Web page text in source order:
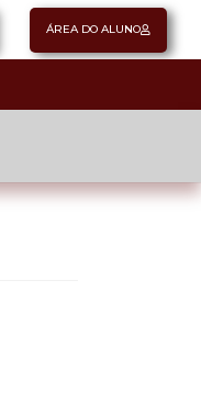
ÁREA DO ALUNO